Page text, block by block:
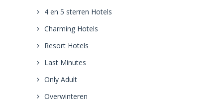
4 en 5 sterren Hotels
Charming Hotels
Resort Hotels
Last Minutes
Only Adult
Overwinteren